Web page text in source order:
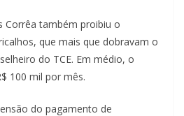
Corrêa também proibiu o
que mais que dobravam o
do TCE. Em médio, o
100 mil por mês.
do pagamento de